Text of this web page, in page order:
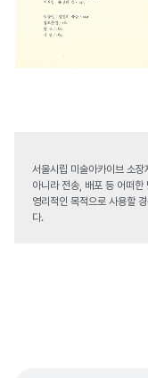
서울시립 미술아카이브 소
아니라 전송, 배포 등 어떠한
영리적인 목적으로 사용할
다.